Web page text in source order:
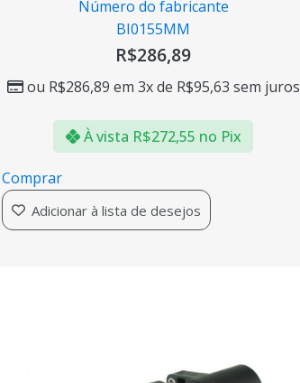
Número do fabricante
BI0155MM
R$286,89
ou R$286,89 em 3x de R$95,63 sem juros
À vista R$272,55 no Pix
Comprar
Adicionar à lista de desejos